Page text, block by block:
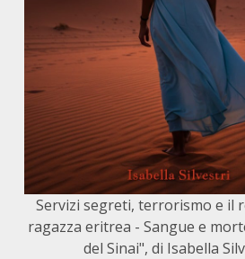
Servizi segreti, terrorismo e il
ragazza eritrea - Sangue e
del Sinai", di Isabella